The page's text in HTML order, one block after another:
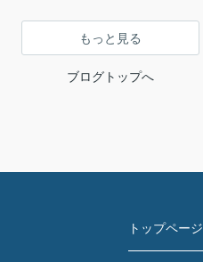
もっと見る
ブログトップへ
トップページ